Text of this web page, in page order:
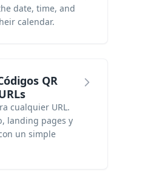
date, time, and
calendar.
QR
cualquier URL.
landing pages y
un simple